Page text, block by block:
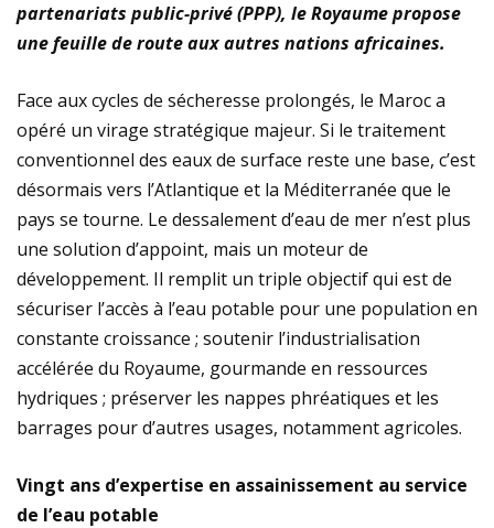
partenariats public-privé (PPP), le Royaume propose
une feuille de route aux autres nations africaines.
Face aux cycles de sécheresse prolongés, le Maroc a
opéré un virage stratégique majeur. Si le traitement
conventionnel des eaux de surface reste une base, c’est
désormais vers l’Atlantique et la Méditerranée que le
pays se tourne. Le dessalement d’eau de mer n’est plus
une solution d’appoint, mais un moteur de
développement. Il remplit un triple objectif qui est de
sécuriser l’accès à l’eau potable pour une population en
constante croissance ; soutenir l’industrialisation
accélérée du Royaume, gourmande en ressources
hydriques ; préserver les nappes phréatiques et les
barrages pour d’autres usages, notamment agricoles.
Vingt ans d’expertise en assainissement au service
de l’eau potable